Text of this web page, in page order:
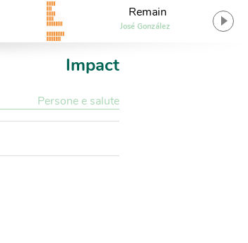
Remain
José González
Impact
Persone e salute